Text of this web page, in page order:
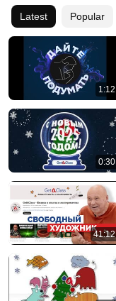
Latest Popular
1:12
0:30
41:12